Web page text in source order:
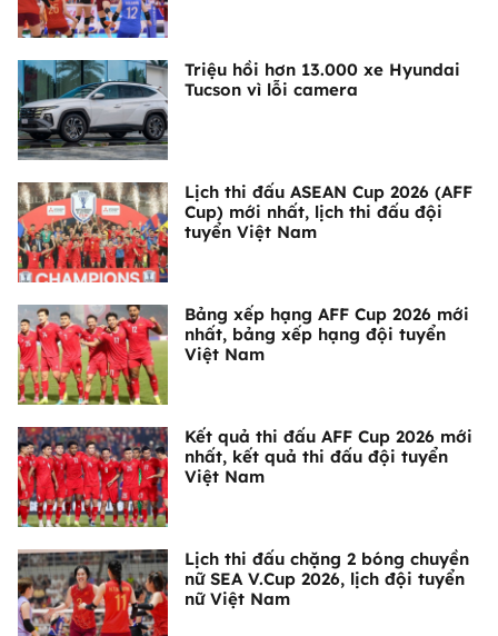
Triệu hồi hơn 13.000 xe Hyundai
Tucson vì lỗi camera
Lịch thi đấu ASEAN Cup 2026 (AFF
Cup) mới nhất, lịch thi đấu đội
tuyển Việt Nam
Bảng xếp hạng AFF Cup 2026 mới
nhất, bảng xếp hạng đội tuyển
Việt Nam
Kết quả thi đấu AFF Cup 2026 mới
nhất, kết quả thi đấu đội tuyển
Việt Nam
Lịch thi đấu chặng 2 bóng chuyền
nữ SEA V.Cup 2026, lịch đội tuyển
nữ Việt Nam